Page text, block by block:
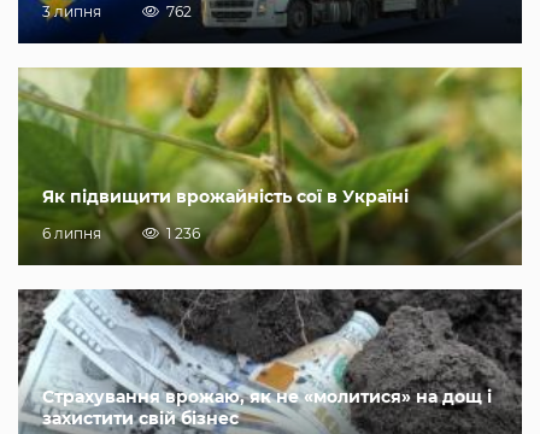
3 липня 762
Як підвищити врожайність сої в Україні
6 липня 1 236
Страхування врожаю, як не «молитися» на дощ і
захистити свій бізнес